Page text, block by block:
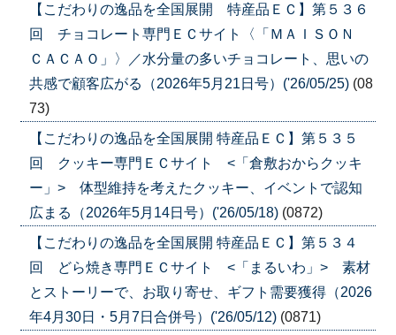
【こだわりの逸品を全国展開 特産品ＥＣ】第５３６
回 チョコレート専門ＥＣサイト〈「ＭＡＩＳＯＮ
ＣＡＣＡＯ」〉／水分量の多いチョコレート、思いの
共感で顧客広がる（2026年5月21日号）('26/05/25) (08
73)
【こだわりの逸品を全国展開 特産品ＥＣ】第５３５
回 クッキー専門ＥＣサイト <「倉敷おからクッキ
ー」> 体型維持を考えたクッキー、イベントで認知
広まる（2026年5月14日号）('26/05/18) (0872)
【こだわりの逸品を全国展開 特産品ＥＣ】第５３４
回 どら焼き専門ＥＣサイト <「まるいわ」> 素材
とストーリーで、お取り寄せ、ギフト需要獲得（2026
年4月30日・5月7日合併号）('26/05/12) (0871)